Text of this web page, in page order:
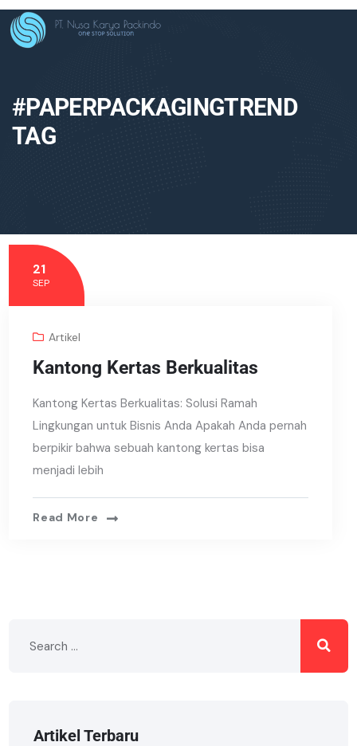
#PAPERPACKAGINGTREND
TAG
21
SEP
Artikel
Kantong Kertas Berkualitas
Kantong Kertas Berkualitas: Solusi Ramah
Lingkungan untuk Bisnis Anda Apakah Anda pernah
berpikir bahwa sebuah kantong kertas bisa
menjadi lebih
Read More
Artikel Terbaru